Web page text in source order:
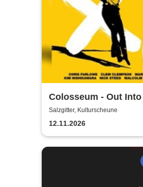
Colosseum - Out Into
Fields
Salzgitter, Kulturscheune
12.11.2026